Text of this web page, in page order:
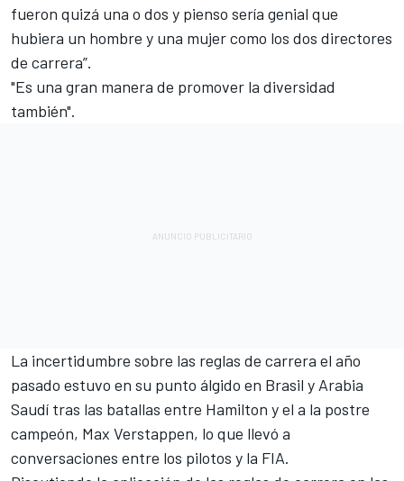
fueron quizá una o dos y pienso sería genial que
hubiera un hombre y una mujer como los dos directores
de carrera”.
"Es una gran manera de promover la diversidad
también".
La incertidumbre sobre las reglas de carrera el año
pasado estuvo en su punto álgido en Brasil y Arabia
Saudí tras las batallas entre Hamilton y el a la postre
campeón, Max Verstappen, lo que llevó a
conversaciones entre los pilotos y la FIA.